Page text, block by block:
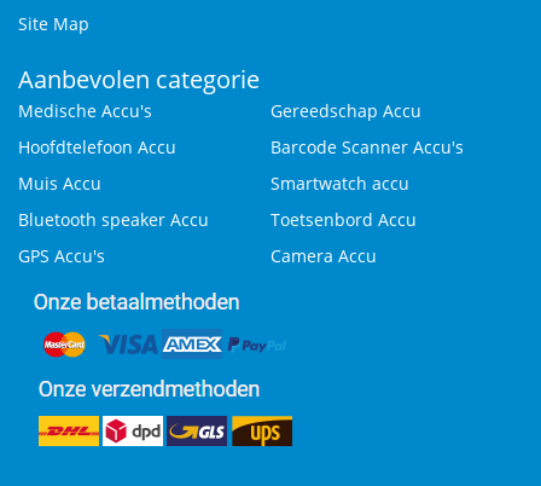
Site Map
Aanbevolen categorie
Medische Accu's
Gereedschap Accu
Hoofdtelefoon Accu
Barcode Scanner Accu's
Muis Accu
Smartwatch accu
Bluetooth speaker Accu
Toetsenbord Accu
GPS Accu's
Camera Accu